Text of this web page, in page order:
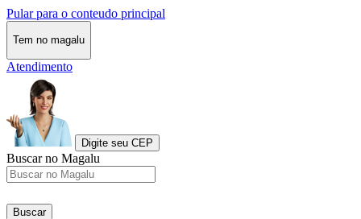
Pular para o conteudo principal
Tem no magalu
Atendimento
Digite seu CEP
Buscar no Magalu
Buscar